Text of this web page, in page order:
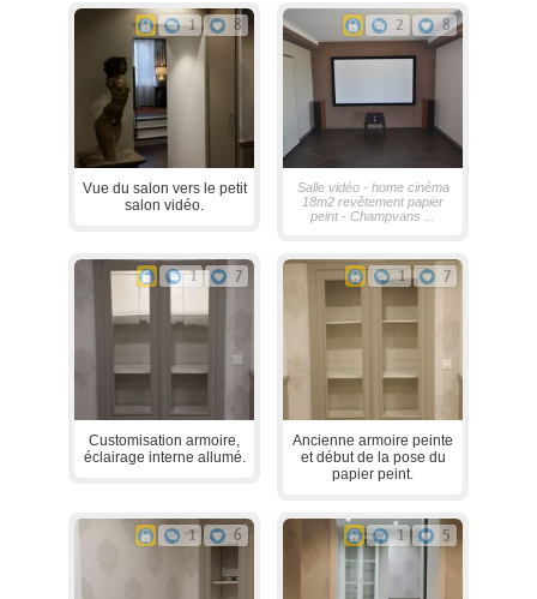
1 8
Vue du salon vers le petit
salon vidéo.
2 8
Salle vidéo - home cinéma
18m2 revêtement papier
peint - Champvans ...
1 7
Customisation armoire,
éclairage interne allumé.
1 7
Ancienne armoire peinte
et début de la pose du
papier peint.
1 6 1 5